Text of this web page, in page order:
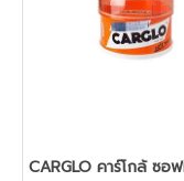
CARGLO คาร์โกล้ ซ